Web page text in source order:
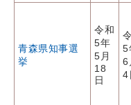
青森県知事選
挙
令和
5年
5月
18
日
5
6
4